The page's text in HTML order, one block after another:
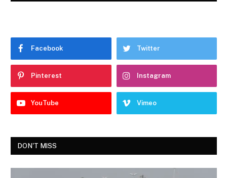
Facebook Twitter
Pinterest Instagram
YouTube Vimeo
DON'T MISS